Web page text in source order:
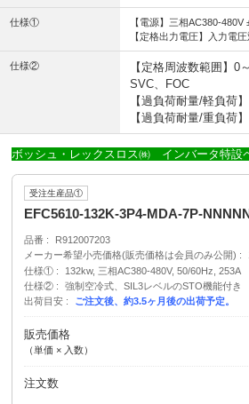
仕様①
【電源】三相AC380-
【定格出力電圧】入力電
仕様②
【定格周波数範囲】0
SVC、FOC
【過負荷耐量/軽負荷
【過負荷耐量/重負荷
ボッシュ・レックスロス㈱ インバータ特設
受注生産品①
EFC5610-132K-3P4-MDA-7P-
品番
R912007203
メーカー希望小売価格(販売価格は会員のみ公開)
仕様①
132kw, 三相AC380-480V, 50/60Hz, 253A
仕様②
強制空冷式、SIL3レベルのSTO機能付き
出荷目安
ご注文後、約3.5ヶ月後の出荷予定。
販売価格
（単価 × 入数）
注文数